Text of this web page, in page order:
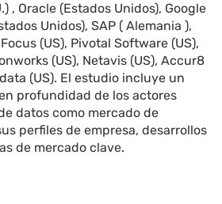
, Oracle (Estados Unidos), Google
Unidos), SAP (Alemania ),
(US), Pivotal Software (US),
(US), Netavis (US), Accur8
(US). El estudio incluye un
profundidad de los actores
datos como mercado de
perfiles de empresa, desarrollos
de mercado clave.